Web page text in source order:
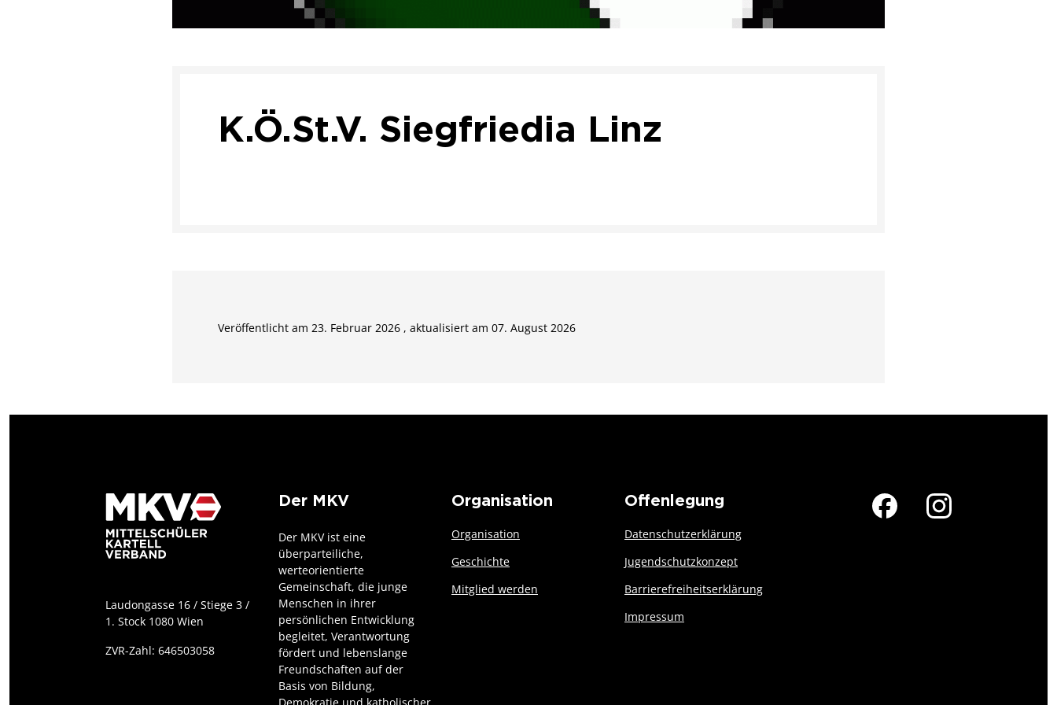
K.Ö.St.V. Siegfriedia Linz
Veröffentlicht am 23. Februar 2026 , aktualisiert am 07. August 2026
Laudongasse 16 / Stiege 3 /
1. Stock 1080 Wien
ZVR-Zahl: 646503058
Der MKV
Der MKV ist eine
überparteiliche,
werteorientierte
Gemeinschaft, die junge
Menschen in ihrer
persönlichen Entwicklung
begleitet, Verantwortung
fördert und lebenslange
Freundschaften auf der
Basis von Bildung,
Organisation
Organisation
Geschichte
Mitglied werden
Offenlegung
Datenschutzerklärung
Jugendschutzkonzept
Barrierefreiheitserklärung
Impressum